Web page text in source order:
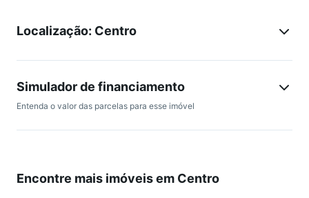
Localização: Centro
Simulador de financiamento
Entenda o valor das parcelas para esse imóvel
Encontre mais imóveis em Centro